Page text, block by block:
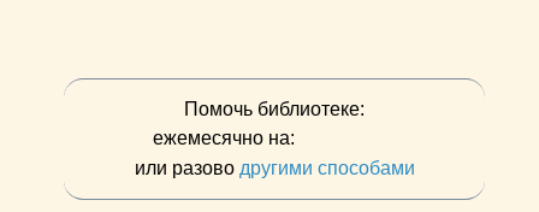
Помочь библиотеке:
ежемесячно на:
или разово другими способами